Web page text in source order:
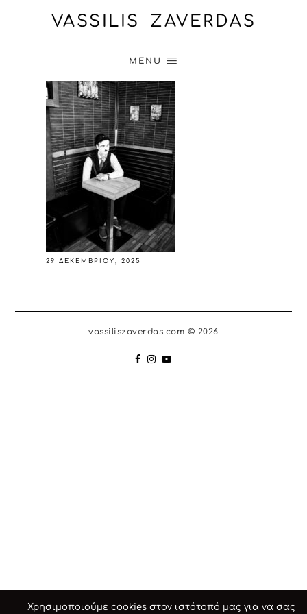
VASSILIS ZAVERDAS
MENU
29 ΔΕΚΕΜΒΡΊΟΥ, 2025
vassiliszaverdas.com © 2026
Χρησιμοποιούμε cookies στον ιστότοπό μας για να σας